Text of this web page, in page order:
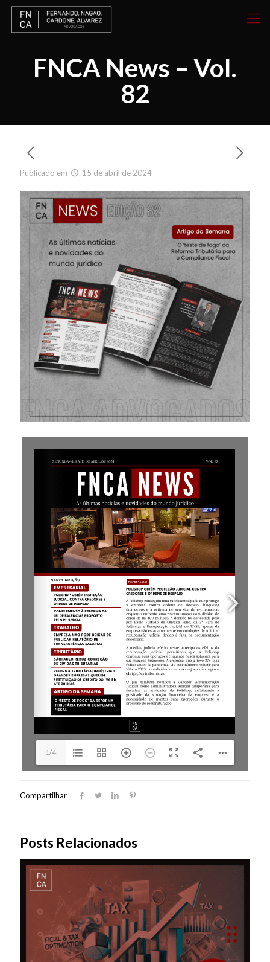
FNCA News – Vol.
82
Publicado em 15 de abril de 2024
1/4
Compartilhar
Posts Relacionados